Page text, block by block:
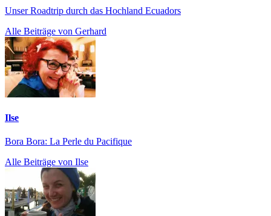
Unser Roadtrip durch das Hochland Ecuadors
Alle Beiträge von Gerhard
Ilse
Bora Bora: La Perle du Pacifique
Alle Beiträge von Ilse